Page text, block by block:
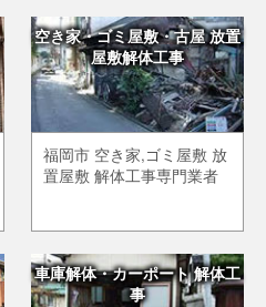
空き家・ゴミ屋敷・古屋 放置
屋敷解体工事
福岡市 空き家,ゴミ屋敷 放
置屋敷 解体工事専門業者
車庫解体・カーポート 解体工
事